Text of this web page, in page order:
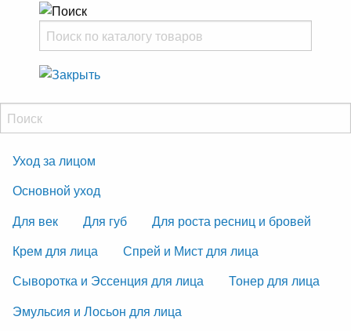
Уход за лицом
Основной уход
Для век
Для губ
Для роста ресниц и бровей
Крем для лица
Спрей и Мист для лица
Сыворотка и Эссенция для лица
Тонер для лица
Эмульсия и Лосьон для лица